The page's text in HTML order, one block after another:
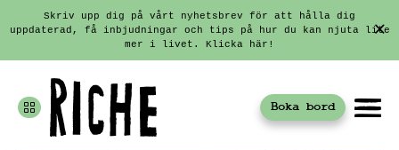
Skriv upp dig på vårt nyhetsbrev för att hålla dig
uppdaterad, få inbjudningar och tips på hur du kan njuta lite
mer i livet. Klicka här!
Boka bord